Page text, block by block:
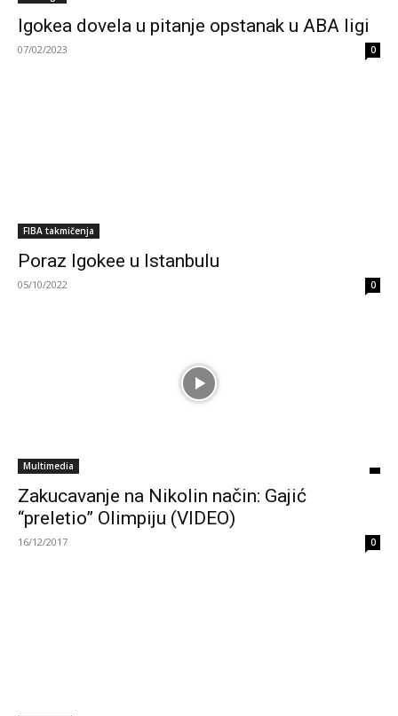
Igokea dovela u pitanje opstanak u ABA ligi
07/02/2023 0
FIBA takmičenja
Poraz Igokee u Istanbulu
05/10/2022 0
Multimedia
Zakucavanje na Nikolin način: Gajić
“preletio” Olimpiju (VIDEO)
16/12/2017 0